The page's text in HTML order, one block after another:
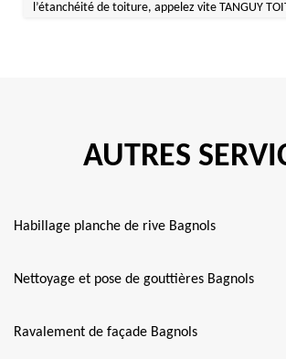
l’étanchéité de toiture, appelez vite TANGUY
AUTRES
Habillage planche de rive Bagnols
Nettoyage et pose de gouttières Bagnols
Ravalement de façade Bagnols